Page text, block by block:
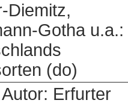
Diemitz,
Gotha u.a.:
(do)
Erfurter